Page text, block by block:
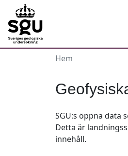
Hem
SGU:s öppna data
Detta är
innehåll.